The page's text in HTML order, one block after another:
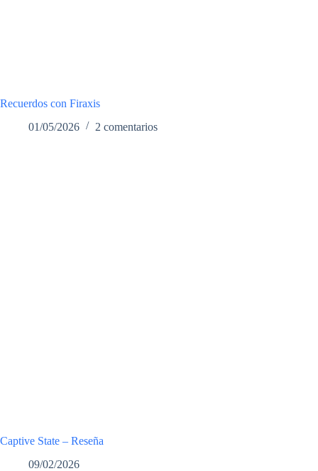
Recuerdos con Firaxis
01/05/2026
2 comentarios
Captive State – Reseña
09/02/2026